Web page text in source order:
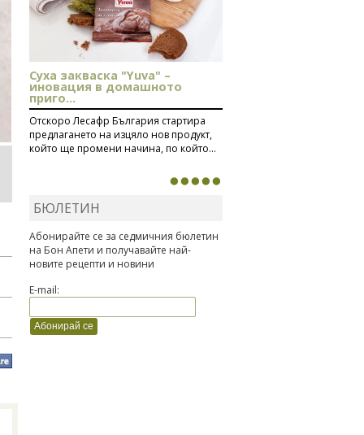
Суха закваска "Yuva" –
иновация в домашното
приго...
Отскоро Лесафр България стартира
предлагането на изцяло нов продукт,
който ще промени начина, по който...
БЮЛЕТИН
Абонирайте се за седмичния бюлетин
на Бон Апети и получавайте най-
новите рецепти и новини
E-mail: